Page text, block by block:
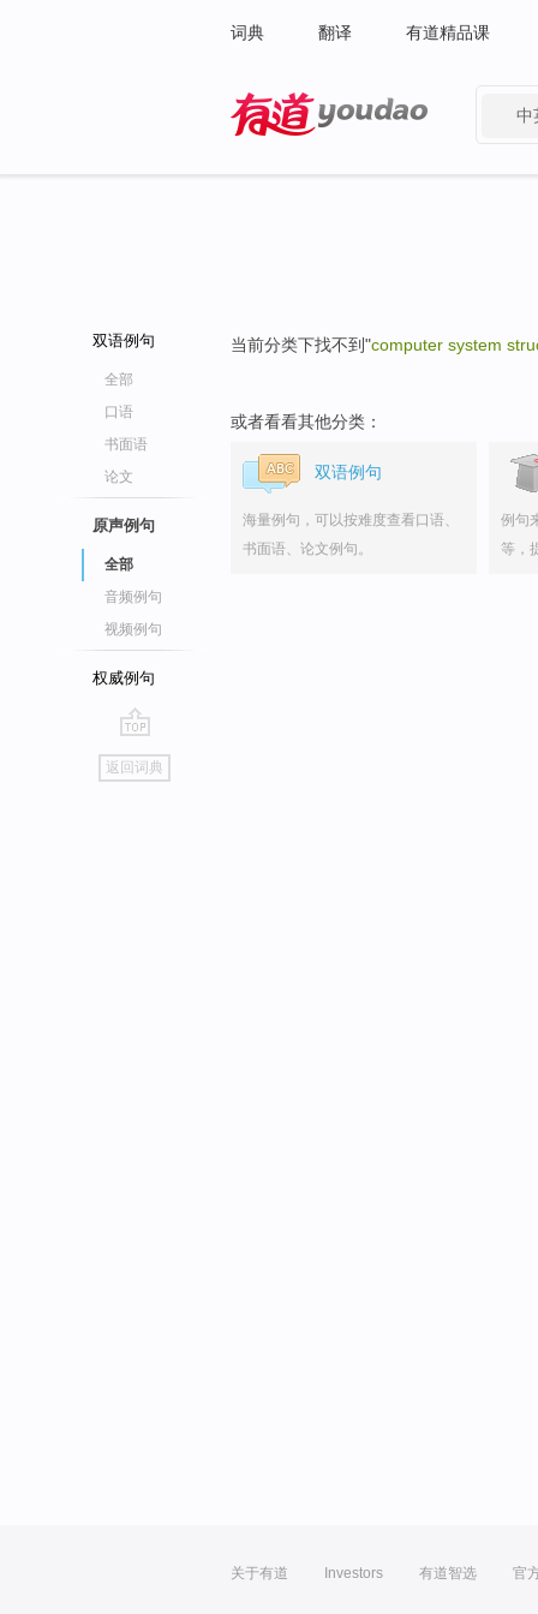
词典 翻译 有道精品课
中
双语例句
全部
口语
书面语
论文
原声例句
全部
音频例句
视频例句
权威例句
go
top
返回词典
当前分类下找不到"computer system
或者看看其他分类：
双语例句
海量例句，可以按难度查看口语、
书面语、论文例句。
例句
等，
关于有道 Investors 有道智选 官